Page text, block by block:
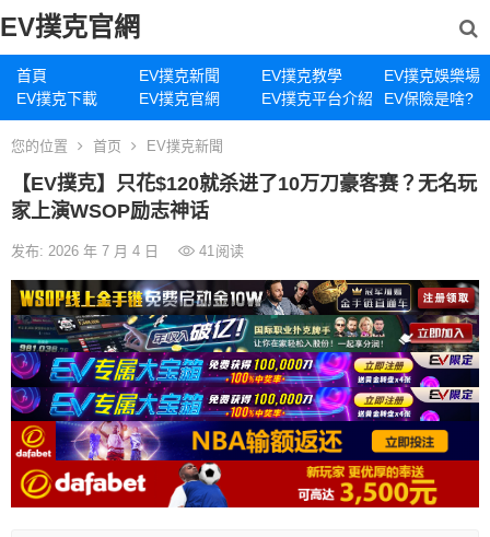
EV撲克官網
首頁 EV撲克新聞 EV撲克教學
EV撲克娛樂場
EV撲克下載
EV撲克官網 EV撲克平台介紹 EV保險是啥?
您的位置 首页 EV撲克新聞
【EV撲克】只花$120就杀进了10万刀豪客赛？无名玩
家上演WSOP励志神话
发布: 2026 年 7 月 4 日 41阅读